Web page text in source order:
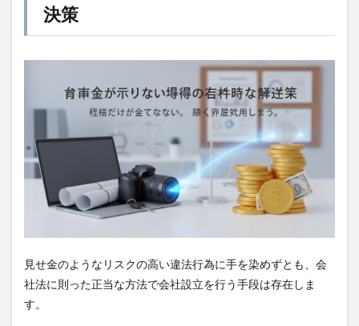
決策
見せ金のようなリスクの高い違法行為に手を染めずとも、会
社法に則った正当な方法で会社設立を行う手段は存在しま
す。